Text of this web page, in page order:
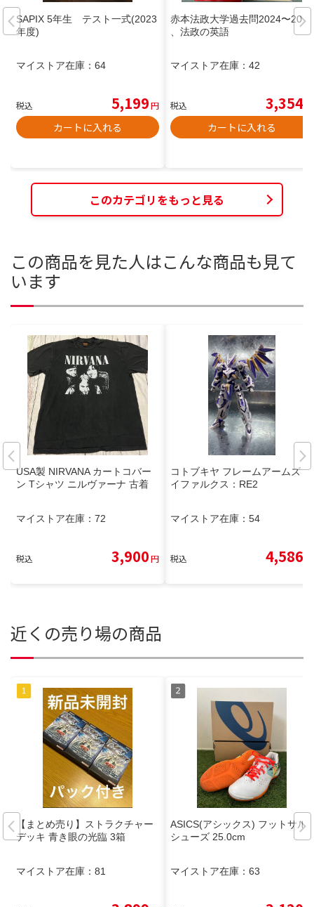
SAPIX 5年生 テスト一式(2023
年度)
マイストア在庫： 64
税込 5,199円
カートに入れる
赤本法政大学過去問2024〜2017
、法政の英語
マイストア在庫： 42
税込 3,354
カートに入れる
このカテゴリをもっと見る
この商品を見た人はこんな商品も見て
います
USA製 NIRVANA カートコバー
ン Tシャツ ニルヴァーナ 古着
マイストア在庫： 72
税込 3,900円
コトブキヤ フレームアームズ レ
イファルクス：RE2
マイストア在庫： 54
税込 4,586
近くの売り場の商品
【まとめ売り】ストラクチャー
デッキ 青き眼の光臨 3箱
マイストア在庫： 81
ASICS(アシックス) フットサル
シューズ 25.0cm
マイストア在庫： 63